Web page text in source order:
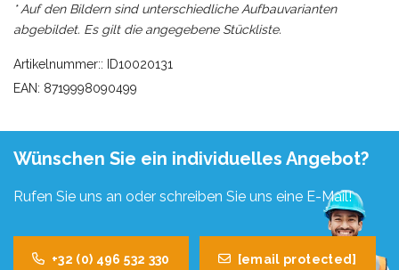
* Auf den Bildern sind unterschiedliche Aufbauvarianten
abgebildet. Es gilt die angegebene Stückliste.
Artikelnummer:: ID10020131
EAN: 8719998090499
Wünschen Sie ein individuelles Angebot?
Rufen Sie uns an oder schreiben Sie uns eine E-Mail!
+32 (0) 496 532 330 [email protected]